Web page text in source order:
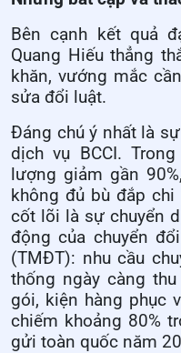
Bên cạnh kết quả
Quang Hiếu thẳng
khăn, vướng mắc
sửa đổi luật.
Đáng chú ý nhất là
dịch vụ BCCI.
lượng giảm gần
không đủ bù đắp chi
cốt lõi là sự chuyển
động của chuyển
(TMĐT): nhu cầu
thống ngày càng
gói, kiện hàng phục
chiếm khoảng 80%
gửi toàn quốc năm